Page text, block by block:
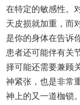
在特定的敏感性。
天皮损就加重，而
是你的身体在告诉
患者还可能伴有关
择可能还需要兼顾
神紧张，也是非常
神上的又一道枷锁。